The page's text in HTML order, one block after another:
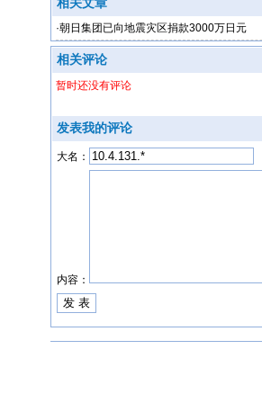
·朝日集团已向地震灾区捐款3000万日元
相关评论
暂时还没有评论
发表我的评论
大名：
内容：